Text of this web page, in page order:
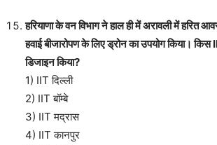
हरियाणा के वन विभाग ने हाल ही में अरावली में हरित
हवाई बीजारोपण के लिए ड्रोन का उपयोग किया। किस
डिजाइन किया?
1) IIT दिल्ली
2) IIT बॉम्बे
3) IIT मद्रास
4) IIT कानपुर